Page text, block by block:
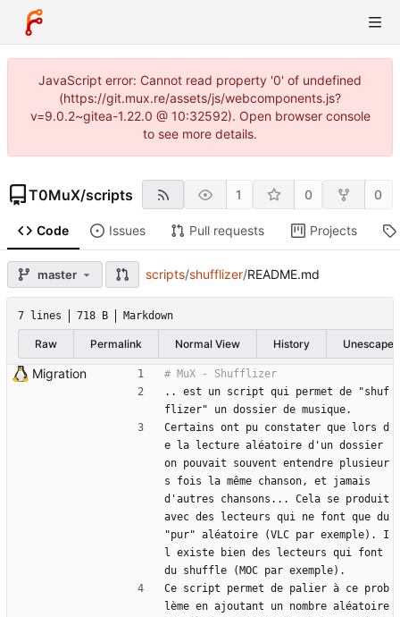
JavaScript error: Cannot read property '0' of undefined
(https://git.mux.re/assets/js/webcomponents.js?
v=9.0.2~gitea-1.22.0 @ 10:32592). Open browser console
to see more details.
T0MuX/scripts 1 0 0
Code Issues Pull requests Projects
master scripts/shufflizer/README.md
7 lines 718 B Markdown
Raw Permalink Normal View History Unescape
Migration
.. est un script qui permet de "shuf
flizer" un dossier de musique.
Certains ont pu constater que lors d
e la lecture aléatoire d'un dossier
on pouvait souvent entendre plusieur
s fois la même chanson, et jamais
d'autres chansons... Cela se produit
avec des lecteurs qui ne font que du
"pur" aléatoire (VLC par exemple). I
l existe bien des lecteurs qui font
du shuffle (MOC par exemple).
Ce script permet de palier à ce prob
lème en ajoutant un nombre aléatoire